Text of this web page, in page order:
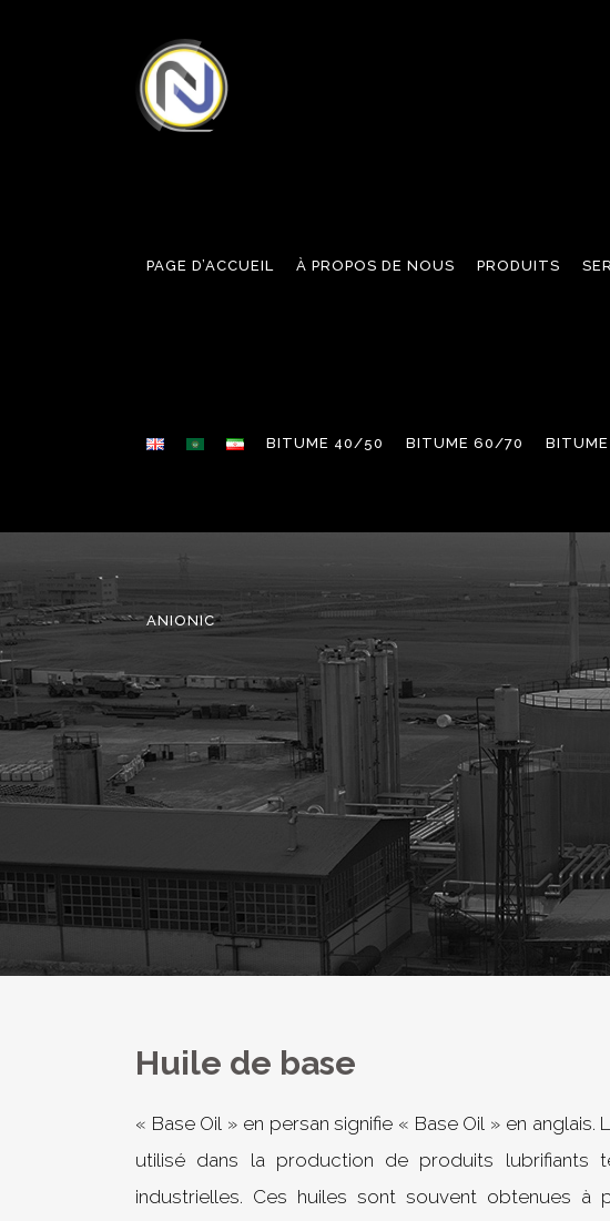
PAGE D’ACCUEIL À PROPOS DE NOUS PRODUITS
BITUME 40/50 BITUME 60/70
ANIONIC
Huile de base
« Base Oil » en persan signifie « Base Oil » en
utilisé dans la production de produits lubrifiants
industrielles. Ces huiles sont souvent obtenues